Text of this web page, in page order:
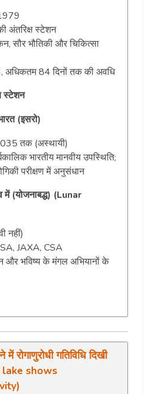
अंतरिक्ष स्टेशन
सौर भौतिकी और चिकित्सा
अधिकतम 84 दिनों तक की अवधि
स्टेशन
(इसरो)
तक (अस्थायी)
भारतीय मानवीय उपस्थिति;
परीक्षण में अनुसंधान
(योजनाबद्ध) (Lunar
नहीं)
JAXA, CSA
और भविष्य के मंगल अभियानों के
रोगाणुरोधी गतिविधि दिखी
shows